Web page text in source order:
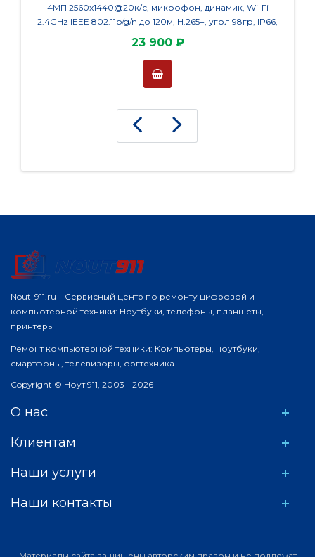
4МП 2560x1440@20к/с, микрофон, динамик, Wi-Fi
2.4GHz IEEE 802.11b/g/n до 120м, H.265+, угол 98гр, IP66,
MicroSD до 512 Гб, белая
23 900 ₽
Nout-911.ru – Сервисный центр по ремонту цифровой и
компьютерной техники: Ноутбуки, телефоны, планшеты,
принтеры
Ремонт компьютерной техники: Компьютеры, ноутбуки,
смартфоны, телевизоры, оргтехника
Copyright © Ноут 911, 2003 - 2026
О нас
Клиентам
Наши услуги
Наши контакты